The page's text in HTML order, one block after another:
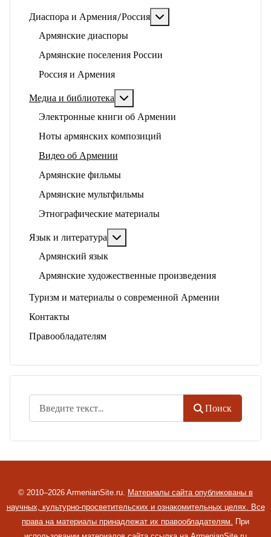
Диаспора и Армения/Россия
Армянские диаспоры
Армянские поселения России
Россия и Армения
Медиа и библиотека
Электронные книги об Армении
Ноты армянских композиций
Видео об Армении
Армянские фильмы
Армянские мультфильмы
Этнографические материалы
Язык и литература
Армянский язык
Армянские художественные произведения
Туризм и материалы о современной Армении
Контакты
Правообладателям
Поиск
© 2010–2026 ArmenianSite.ru. Материалы сайта опубликованы в
научных, культурно-просветительских и ознакомительных целях. Все
права на материалы принадлежат их правообладателям. При